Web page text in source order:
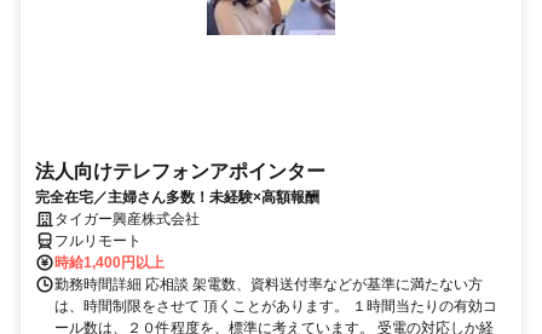
法人向けテレフォンアポインター
完全在宅／主婦さん多数！未経験×高額報酬
タイガー興産株式会社
フルリモート
時給1,400円以上
勤務時間詳細 応相談 架電数、資料送付率などが基準に満たない方
は、時間制限をさせて 頂くことがあります。 １時間当たりの有効コ
ール数は、２０件程度を、標準に考えています。 受電の対応しか経